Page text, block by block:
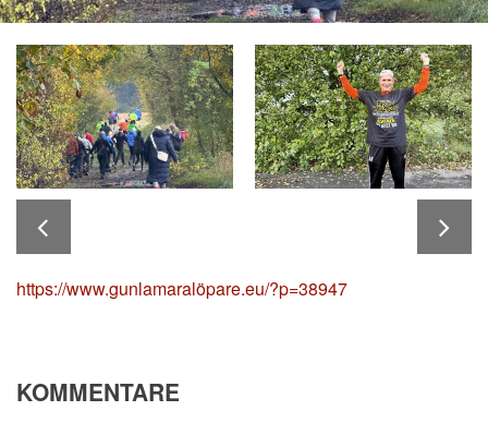
https://www.gunlamaralöpare.eu/?p=38947
KOMMENTARE